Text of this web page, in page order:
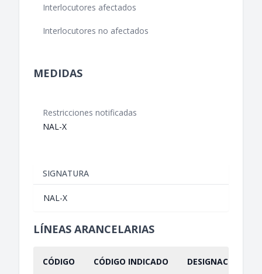
Interlocutores afectados
Interlocutores no afectados
MEDIDAS
Restricciones notificadas
NAL-X
SIGNATURA
NAL-X
LÍNEAS ARANCELARIAS
CÓDIGO CÓDIGO INDICADO DESIGNACIÓN